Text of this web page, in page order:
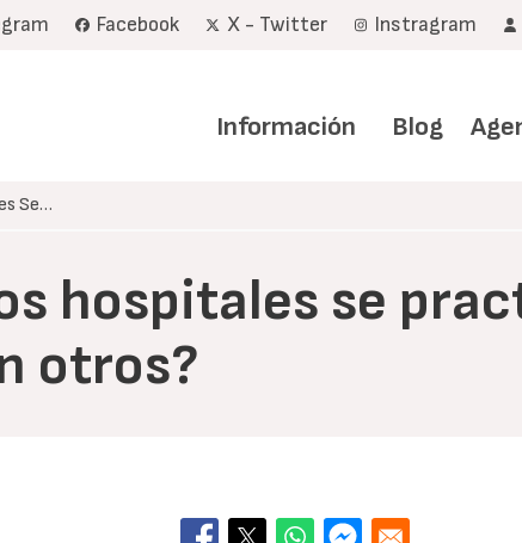
Facebook X - Twitter Instragram
Información Blog
Se…
hospitales se
otros?